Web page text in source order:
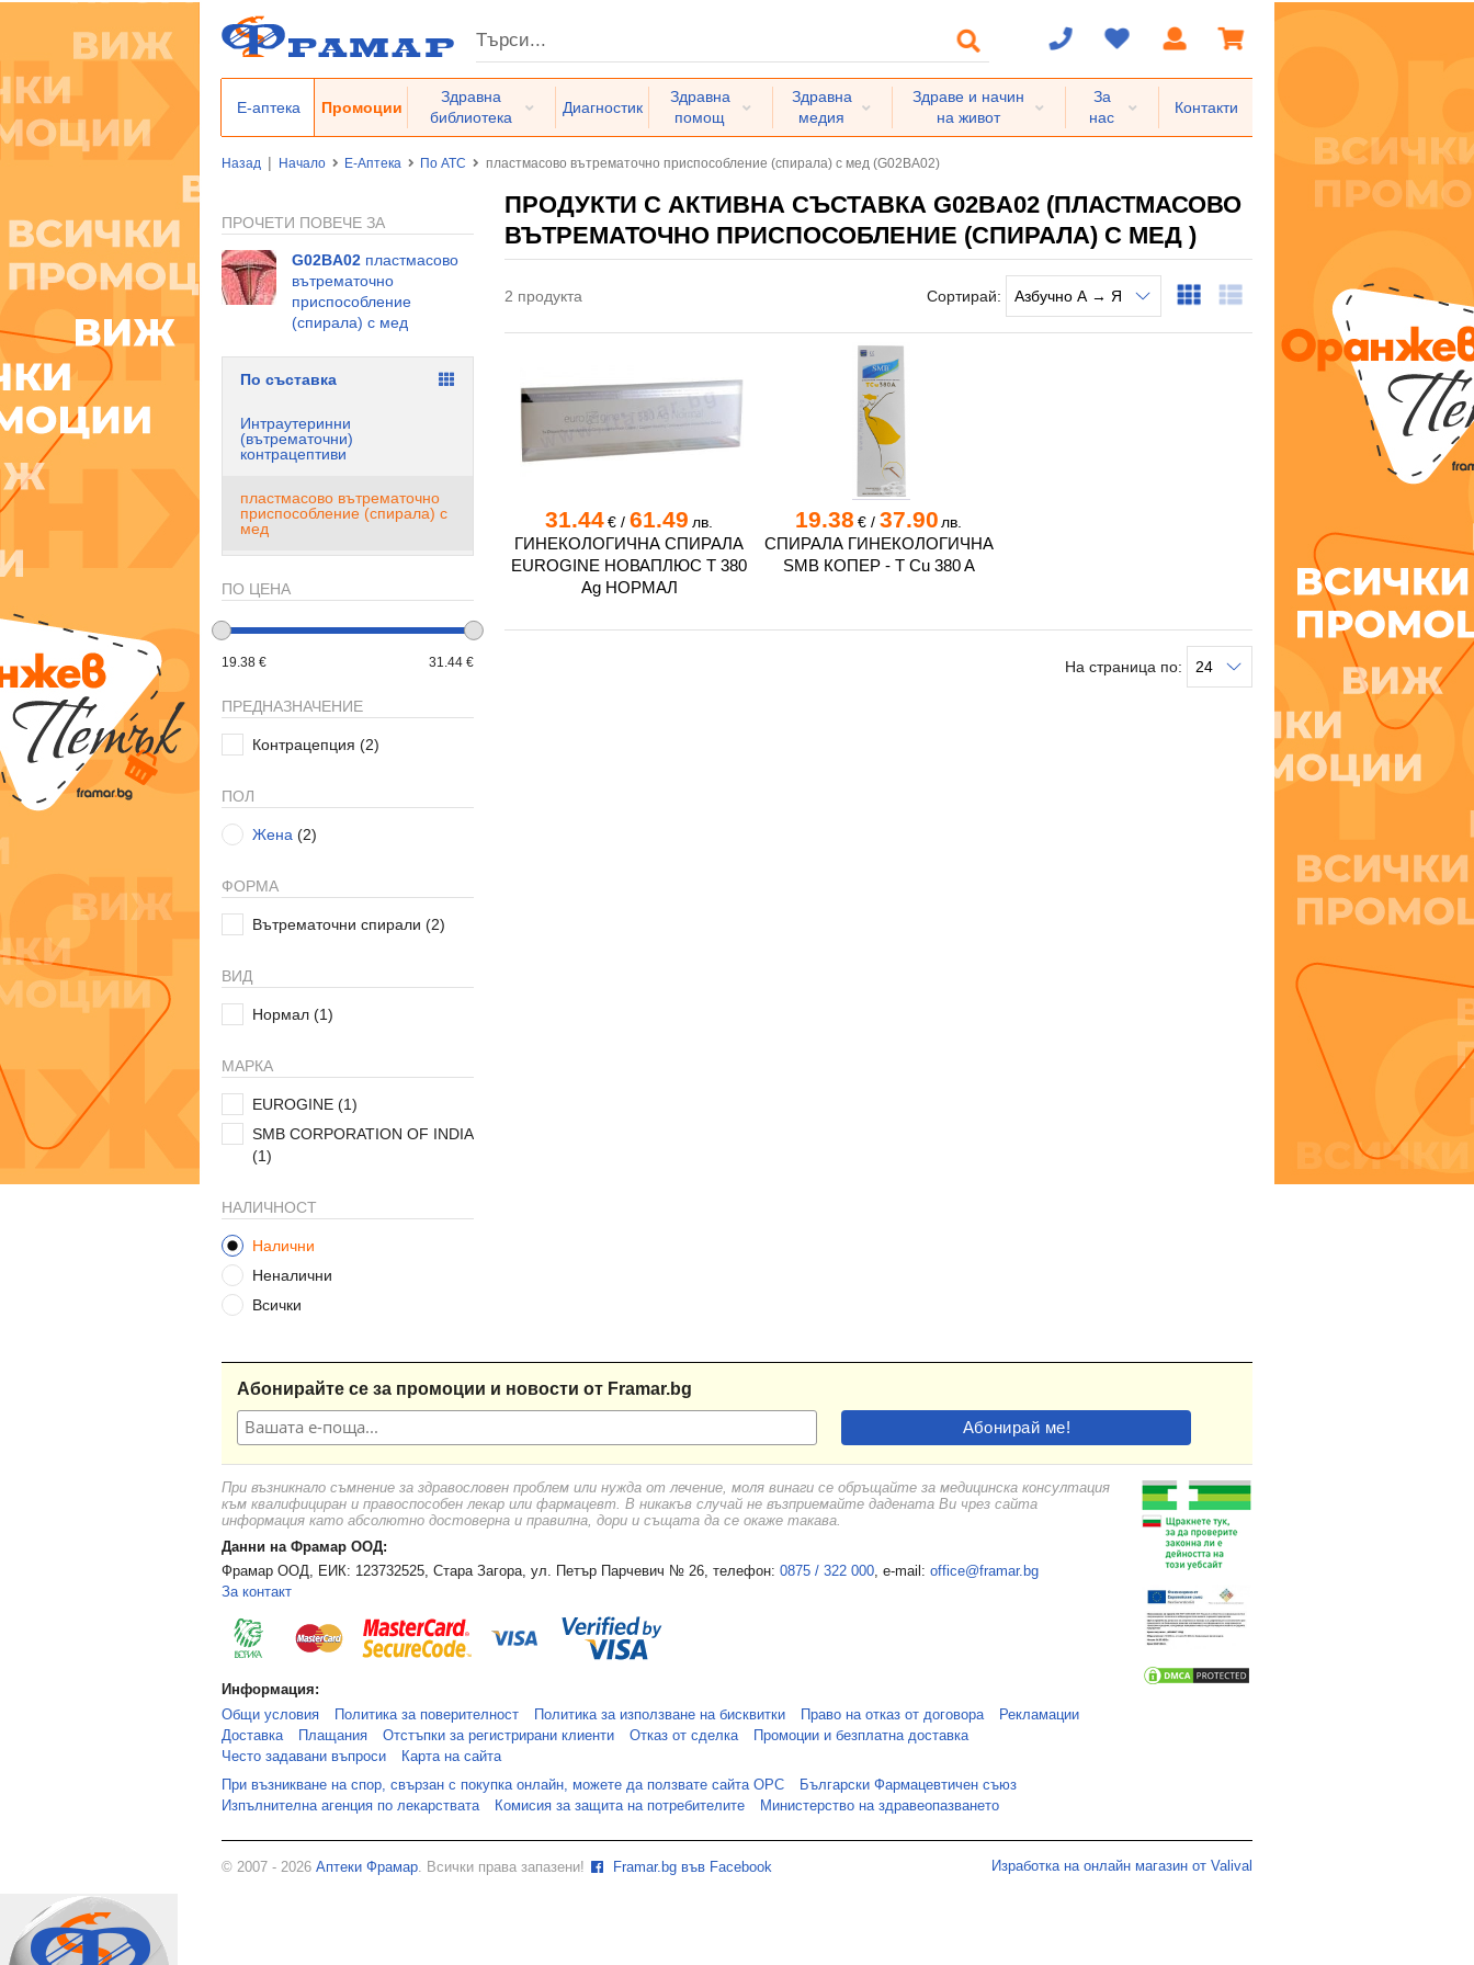
Е-аптека Промоции
Здравна
библиотека
Диагностик
Здравна
помощ
Здравна
медия
Здраве и начин
на живот
За
нас
Контакти
Назад | Начало Е-Аптека По ATC пластмасово вътрематочно приспособление (спирала) с мед (G02BA02)
ПРОДУКТИ С АКТИВНА СЪСТАВКА G02BA02 (ПЛАСТМАСОВО
ВЪТРЕМАТОЧНО ПРИСПОСОБЛЕНИЕ (СПИРАЛА) С МЕД )
2 продукта Сортирай:
31.44 € /61.49 лв.
ГИНЕКОЛОГИЧНА СПИРАЛА
EUROGINE НОВАПЛЮС Т 380
Ag НОРМАЛ
19.38 €/ 37.90 лв.
СПИРАЛА ГИНЕКОЛОГИЧНА
SMB КОПЕР - Т Cu 380 A
На страница по:
ПРОЧЕТИ ПОВЕЧЕ ЗА
G02BA02 пластмасово
вътрематочно
приспособление
(спирала) с мед
По съставка
Интраутеринни
(вътрематочни)
контрацептиви
пластмасово вътрематочно
приспособление (спирала) с
мед
ПО ЦЕНА
19.38 € 31.44 €
ПРЕДНАЗНАЧЕНИЕ
Контрацепция (2)
ПОЛ
Жена (2)
ФОРМА
Вътрематочни спирали (2)
ВИД
Нормал (1)
МАРКА
EUROGINE (1)
SMB CORPORATION OF INDIA
(1)
НАЛИЧНОСТ
Налични
Неналични
Всички
Абонирайте се за промоции и новости от Framar.bg
При възникнало съмнение за здравословен проблем или нужда от лечение, моля винаги се обръщайте за медицинска консултация
към квалифициран и правоспособен лекар или фармацевт. В никакъв случай не възприемайте дадената Ви чрез сайта
информация като абсолютно достоверна и правилна, дори и същата да се окаже такава.
Данни на Фрамар ООД:
Фрамар ООД, ЕИК: 123732525, Стара Загора, ул. Петър Парчевич № 26, телефон: 0875 / 322 000, e-mail: office@framar.bg
За контакт
Информация:
Общи условия
Политика за поверителност Политика за използване на бисквитки Право на отказ от договора
Рекламации
Доставка
Плащания Отстъпки за регистрирани клиенти Отказ от сделка
Промоции и безплатна доставка
Често задавани въпроси
Карта на сайта
При възникване на спор, свързан с покупка онлайн, можете да ползвате сайта ОРС
Български Фармацевтичен съюз
Изпълнителна агенция по лекарствата
Комисия за защита на потребителите Министерство на здравеопазването
© 2007 - 2026 Аптеки Фрамар . Всички права запазени! Framar.bg във Facebook Изработка на онлайн магазин от Valival